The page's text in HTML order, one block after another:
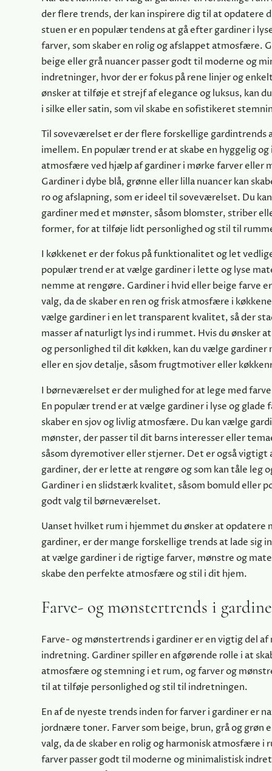
der flere trends, der kan inspirere dig til at opdatere
stuen er en populær tendens at gå efter gardiner i
farver, som skaber en rolig og afslappet atmosfære.
beige eller grå nuancer passer godt til moderne og
indretninger, hvor der er fokus på rene linjer og
ønsker at tilføje et strejf af elegance og luksus, kan
i silke eller satin, som vil skabe en sofistikeret
Til soveværelset er der flere forskellige gardintrends
imellem. En populær trend er at skabe en hyggelig
atmosfære ved hjælp af gardiner i mørke farver eller
Gardiner i dybe blå, grønne eller lilla nuancer kan
ro og afslapning, som er ideel til soveværelset. Du
gardiner med et mønster, såsom blomster, striber
former, for at tilføje lidt personlighed og stil til
I køkkenet er der fokus på funktionalitet og let
populær trend er at vælge gardiner i lette og lyse
nemme at rengøre. Gardiner i hvid eller beige farve
valg, da de skaber en ren og frisk atmosfære i
vælge gardiner i en let transparent kvalitet, så der
masser af naturligt lys ind i rummet. Hvis du ønsker
og personlighed til dit køkken, kan du vælge gardiner
eller en sjov detalje, såsom frugtmotiver eller
I børneværelset er der mulighed for at lege med
En populær trend er at vælge gardiner i lyse og glade
skaber en sjov og livlig atmosfære. Du kan vælge
mønster, der passer til dit barns interesser eller
såsom dyremotiver eller stjerner. Det er også vigtigt
gardiner, der er lette at rengøre og som kan tåle leg
Gardiner i en slidstærk kvalitet, såsom bomuld eller
godt valg til børneværelset.
Uanset hvilket rum i hjemmet du ønsker at opdatere
gardiner, er der mange forskellige trends at lade sig
at vælge gardiner i de rigtige farver, mønstre og
skabe den perfekte atmosfære og stil i dit hjem.
Farve- og mønstertrends i
Farve- og mønstertrends i gardiner er en vigtig del af
indretning. Gardiner spiller en afgørende rolle i at
atmosfære og stemning i et rum, og farver og
til at tilføje personlighed og stil til indretningen.
En af de nyeste trends inden for farver i gardiner er
jordnære toner. Farver som beige, brun, grå og grøn
valg, da de skaber en rolig og harmonisk atmosfære i
farver passer godt til moderne og minimalistisk